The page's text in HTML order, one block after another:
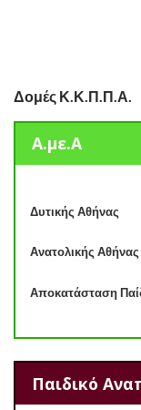
Δομές Κ.Κ.Π.Π.Α.
Α.με.Α
Δυτικής Αθήνας
Ανατολικής Αθήνας
Αποκατάσταση
Παιδικό